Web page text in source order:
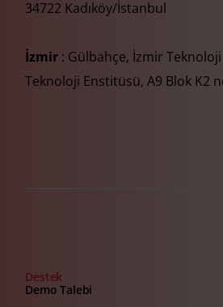
34722 Kadıköy/İstanbul
İzmir : Gülbahçe, İzmir
Teknoloji Enstitüsü, A9 Blok K2
Destek
Demo Talebi